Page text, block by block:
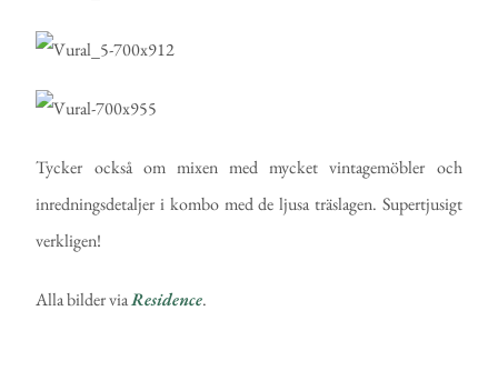
Tycker också om mixen med mycket vintagemöbler och
inredningsdetaljer i kombo med de ljusa träslagen. Supertjusigt
verkligen!
Alla bilder viaResidence.